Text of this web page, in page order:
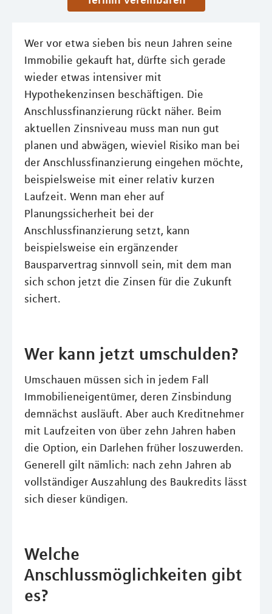
Wer vor etwa sieben bis neun Jahren seine
Immobilie gekauft hat, dürfte sich gerade
wieder etwas intensiver mit
Hypothekenzinsen beschäftigen. Die
Anschlussﬁnanzierung rückt näher. Beim
aktuellen Zinsniveau muss man nun gut
planen und abwägen, wieviel Risiko man bei
der Anschlussfinanzierung eingehen möchte,
beispielsweise mit einer relativ kurzen
Laufzeit. Wenn man eher auf
Planungssicherheit bei der
Anschlussfinanzierung setzt, kann
beispielsweise ein ergänzender
Bausparvertrag sinnvoll sein, mit dem man
sich schon jetzt die Zinsen für die Zukunft
sichert.
Wer kann jetzt umschulden?
Umschauen müssen sich in jedem Fall
Immobilieneigentümer, deren Zinsbindung
demnächst ausläuft. Aber auch Kreditnehmer
mit Laufzeiten von über zehn Jahren haben
die Option, ein Darlehen früher loszuwerden.
Generell gilt nämlich: nach zehn Jahren ab
vollständiger Auszahlung des Baukredits lässt
sich dieser kündigen.
Welche
Anschlussmöglichkeiten gibt
es?